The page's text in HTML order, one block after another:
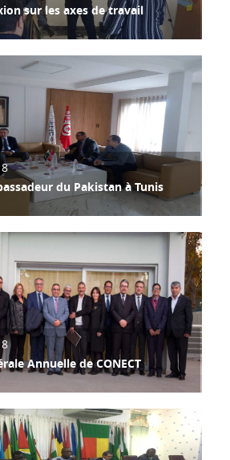
sur les axes de travail
International pour
du Pakistan à Tunis
Annuelle de CONECT
de l’Assemblée Générale Annuelle de
et à l'issu de sa p